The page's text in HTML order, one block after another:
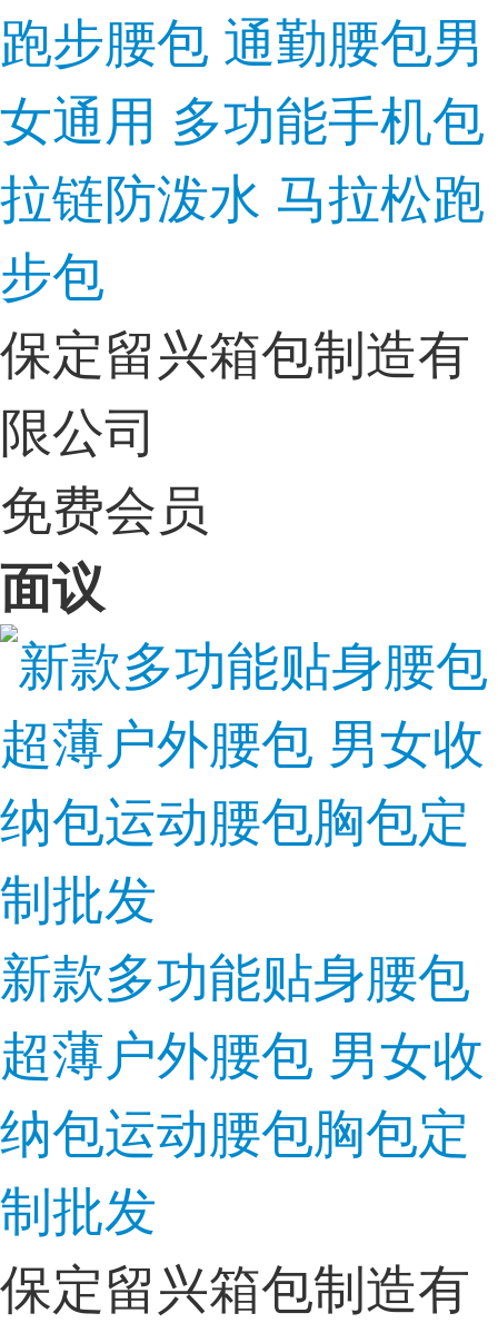
跑步腰包 通勤腰包男
女通用 多功能手机包
拉链防泼水 马拉松跑
步包
保定留兴箱包制造有
限公司
免费会员
面议
新款多功能贴身腰包
超薄户外腰包 男女收
纳包运动腰包胸包定
制批发
保定留兴箱包制造有